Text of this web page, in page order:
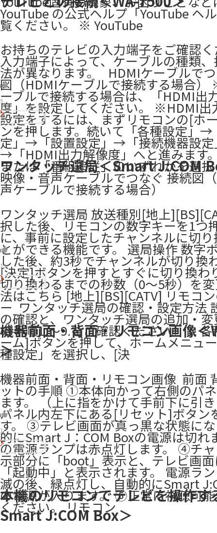
YouTube の公式ヘルプ「YouTube ヘ
覧ください。 ※ YouTube
お持ちのテレビの入力端子をご確認
入力端子​によって、ケーブルの種類
法が異なります。 ​ ​ HDMIケーブルで
図（HDMIケーブルで接続する場合
ーブルで接続する場合は、「HDMI出
度」を設定してください。 ※HDMI出
設定をするには、まずリモコンの[ホ
ンを押します。続いて「各種設定」→
定」→「設置設定」→「接続機器設定
→「HDMI出力解像度」へと進みます
または「番組追従」のいずれかを選
映像・音声ケーブルでつなぐ 接続図
声ケーブルで接続する場合） ​
5
ワンタッチ選局＜Smart J:COM
ワンタッチ選局 放送種別[地上
択した後、リモコンの数字キーを1つ
に、事前に設定したチャンネルに切
とができる機能です。 選局操作 数字
した後、約3秒でチャンネルが切り換
[決定]ボタンを押すとすぐに切り換わ
切り換わるまでの秒数（0～5秒）を
法はこちら [地上][BS][CATV] リモコ
ー ​ ワンタッチ選局の確認・設定方法
の確認と、ワンタッチ選局の追加・
の手順1.～9.をご確認ください。 1.
ーム]ボタンを押して、ホームメニュ
種設定」を選択し、[決
19
機器前面・背面・リモコン画像＜
＞
機器前面・背面・リモコン画像 ​ 前面
ットの手順 ①本体向かって右側のパ
ます。 （上に指をかけて手前下に引
パネル内左下にある[リセット]ボタン
す。 ③テレビ画面が真っ黒な状態に
的にSmart J：COM Boxの電源は切れ
の電源ランプは赤点灯します。 ④チ
示部分に「boot」表示と、テレビ画
「起動中」と表示されます。 電源ラ
滅の後、緑点灯し、自動的にSmart
の電源が入ります。 ⑤正常に視聴可
ください。 リモコン
1
本機のリモコンでテレビを操作す
Smart J:COM Box＞